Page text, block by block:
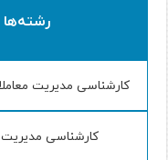
رشته‌ها
کارشناسی مدیریت معاملات
کارشناسی